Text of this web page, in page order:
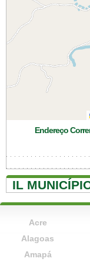
Endereço
IL
Acre
Alagoas
Amapá